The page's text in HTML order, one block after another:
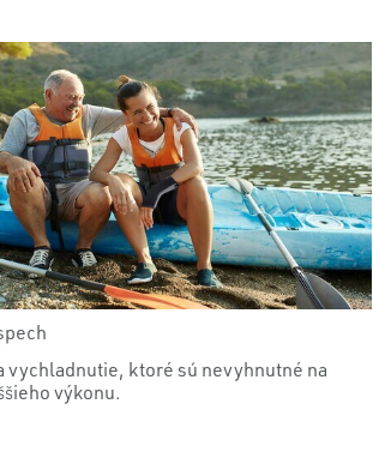
vychladnutie, ktoré sú nevyhnutné na
výkonu.